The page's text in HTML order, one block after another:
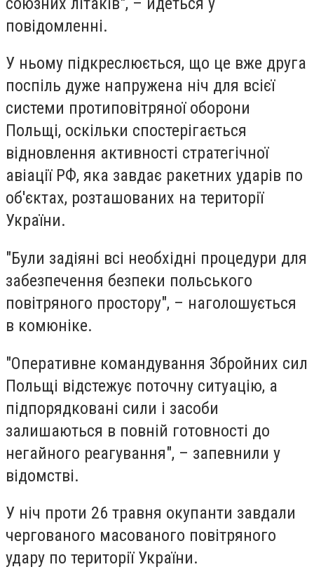
повідомленні.
У ньому підкреслюється, що це вже друга
поспіль дуже напружена ніч для всієї
системи протиповітряної оборони
Польщі, оскільки спостерігається
відновлення активності стратегічної
авіації РФ, яка завдає ракетних ударів по
об'єктах, розташованих на території
України.
"Були задіяні всі необхідні процедури для
забезпечення безпеки польського
повітряного простору", – наголошується
в комюніке.
"Оперативне командування Збройних сил
Польщі відстежує поточну ситуацію, а
підпорядковані сили і засоби
залишаються в повній готовності до
негайного реагування", – запевнили у
відомстві.
У ніч проти 26 травня окупанти завдали
чергованого масованого повітряного
удару по території України.